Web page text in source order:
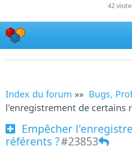
42
Index du forum »» Bugs,
l'enregistrement de certains
Empêcher
référents ?#23853